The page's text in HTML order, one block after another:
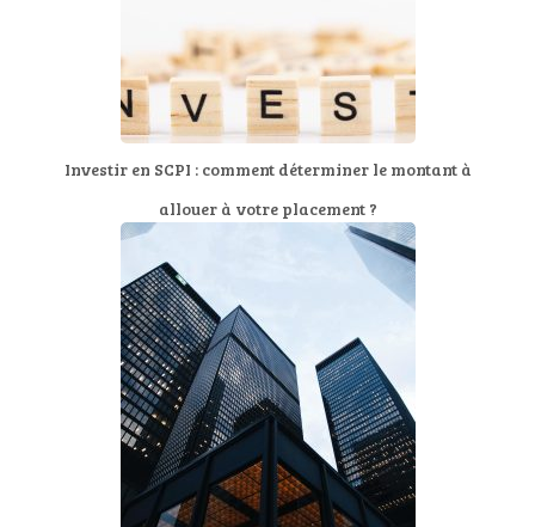
Investir en SCPI : comment déterminer le montant à
allouer à votre placement ?